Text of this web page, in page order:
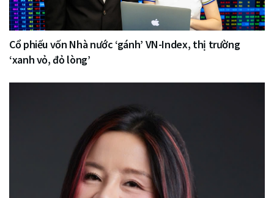
Cổ phiếu vốn Nhà nước ‘gánh’ VN-Index, thị trường
‘xanh vỏ, đỏ lòng’